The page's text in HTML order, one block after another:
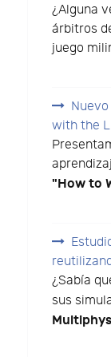
¿Alguna
árbitros
juego
with the
"How to
¿Sabía
sus